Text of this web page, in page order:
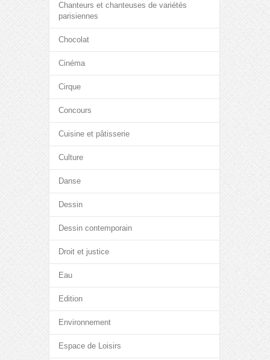
Chanteurs et chanteuses de variétés
parisiennes
Chocolat
Cinéma
Cirque
Concours
Cuisine et pâtisserie
Culture
Danse
Dessin
Dessin contemporain
Droit et justice
Eau
Edition
Environnement
Espace de Loisirs